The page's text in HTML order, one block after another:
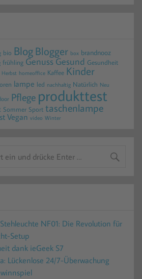
bio BlogBlogger box brandnooz
frühling GenussGesund Gesundheit
Herbst homeoffice Kaffee Kinder
lampe led nachhaltig Natürlich Neu
Pflege produkttest
Sommer Sport taschenlampe
Vegan video Winter
NF01: Die Revolution für
Setup
dank ieGeek S7
Lückenlose 24/7-Überwachung